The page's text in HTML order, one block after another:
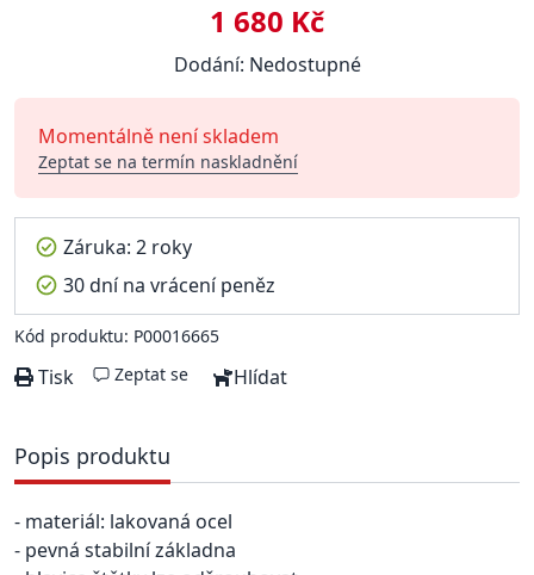
1 680 Kč
Dodání: Nedostupné
Momentálně není skladem
Zeptat se na termín naskladnění
Záruka: 2 roky
30 dní na vrácení peněz
Kód produktu: P00016665
Tisk Zeptat se Hlídat
Popis produktu
- materiál: lakovaná ocel
- pevná stabilní základna